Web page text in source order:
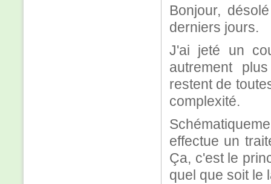
Bonjour,
derniers jours.
J'ai jeté un
autrement
restent de
complexité.
effectue un
Ça, c'est le
quel que soit le